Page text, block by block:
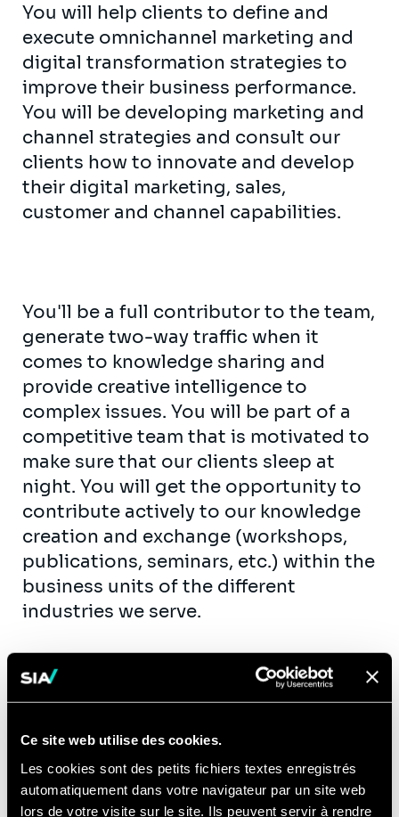
Ce site web utilise des cookies.
Les cookies sont des petits fichiers textes enregistrés
automatiquement dans votre navigateur par un site web
lors de votre visite sur le site. Ils peuvent servir à rendre
You will help clients to define and
execute omnichannel marketing and
digital transformation strategies to
improve their business performance.
You will be developing marketing and
channel strategies and consult our
clients how to innovate and develop
their digital marketing, sales,
customer and channel capabilities.
You'll be a full contributor to the team,
generate two-way traffic when it
comes to knowledge sharing and
provide creative intelligence to
complex issues. You will be part of a
competitive team that is motivated to
make sure that our clients sleep at
night. You will get the opportunity to
contribute actively to our knowledge
creation and exchange (workshops,
publications, seminars, etc.) within the
business units of the different
industries we serve.
is important, you are responsible for
your further career. You are constantly
challenged to be the best version of
yourself. Working together with your